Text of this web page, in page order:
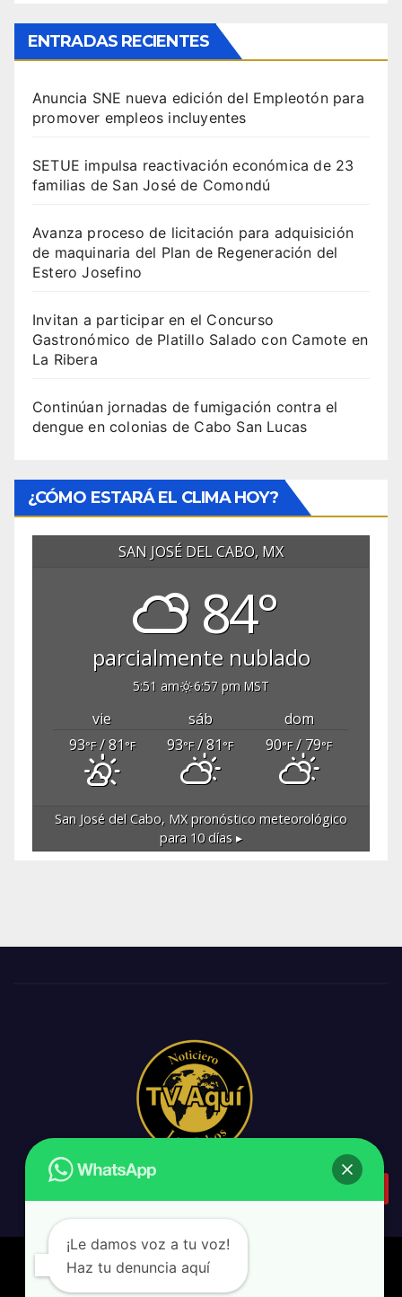
ENTRADAS RECIENTES
Anuncia SNE nueva edición del Empleotón para
promover empleos incluyentes
SETUE impulsa reactivación económica de 23
familias de San José de Comondú
Avanza proceso de licitación para adquisición
de maquinaria del Plan de Regeneración del
Estero Josefino
Invitan a participar en el Concurso
Gastronómico de Platillo Salado con Camote en
La Ribera
Continúan jornadas de fumigación contra el
dengue en colonias de Cabo San Lucas
¿CÓMO ESTARÁ EL CLIMA HOY?
SAN JOSÉ DEL CABO, MX
84°
parcialmente nublado
5:51 am 6:57 pm MST
vie sáb
dom
93°F/ 81°F 93°F/ 81°F 90°F/ 79°F
San José del Cabo, MXpronóstico meteorológico
para 10 días ▸
backpack & design|Tv Aquí Los Cabos
¡Le damos voz a tu voz!
Haz tu denuncia aquí